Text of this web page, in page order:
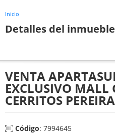
Inicio
Detalles del inmueble
VENTA
EXCLUSIVO MALL
CERRITOS PEREIRA
Código: 7994645